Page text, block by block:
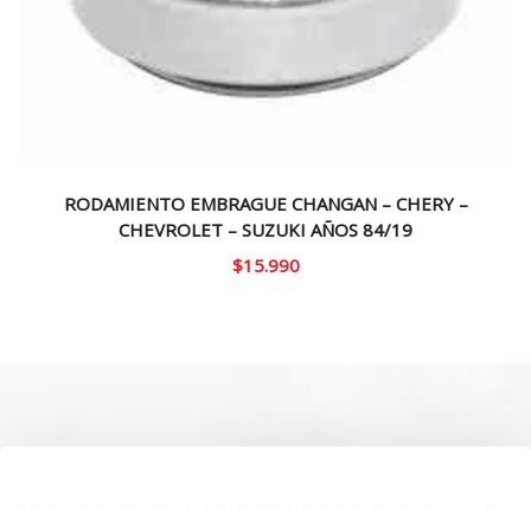
RODAMIENTO EMBRAGUE CHANGAN – CHERY –
CHEVROLET – SUZUKI AÑOS 84/19
$15.990